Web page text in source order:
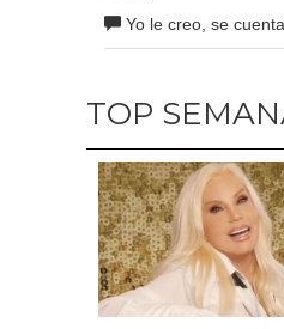
Yo le creo, se
TOP